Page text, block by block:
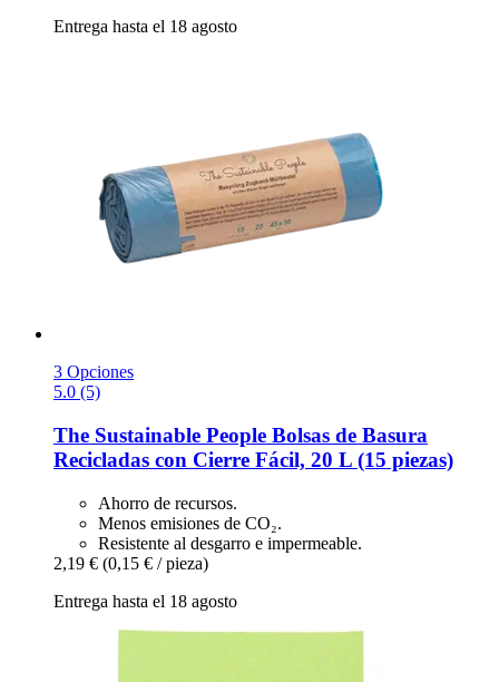
Entrega hasta el 18 agosto
3 Opciones
5.0 (5)
The Sustainable People Bolsas de Basura
Recicladas con Cierre Fácil, 20 L (15 piezas)
Ahorro de recursos.
Menos emisiones de CO₂.
Resistente al desgarro e impermeable.
2,19 € (0,15 € / pieza)
Entrega hasta el 18 agosto